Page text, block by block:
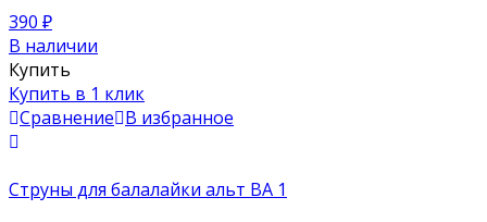
390 ₽
В наличии
Купить
Купить в 1 клик
Сравнение В избранное
Струны для балалайки альт BA 1